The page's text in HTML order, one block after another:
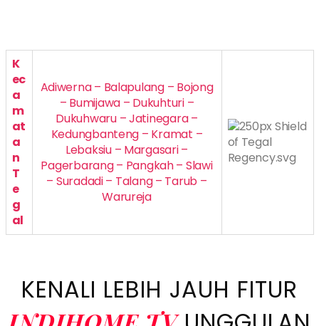
K
ec
a
m
at
a
n
T
e
g
al
Adiwerna – Balapulang – Bojong
– Bumijawa – Dukuhturi –
Dukuhwaru – Jatinegara –
Kedungbanteng – Kramat –
Lebaksiu – Margasari –
Pagerbarang – Pangkah – Slawi
– Suradadi – Talang – Tarub –
Warureja
KENALI LEBIH JAUH FITUR